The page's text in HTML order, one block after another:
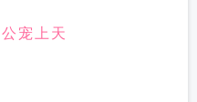
宠上天